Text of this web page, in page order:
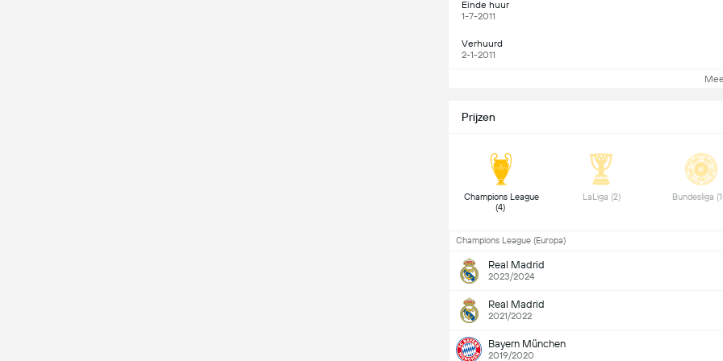
Einde huur
1-7-2011
Verhuurd
2-1-2011
Prijzen
Champions League
(4)
LaLiga (2)
Champions League (Europa)
Real Madrid
2023/2024
Real Madrid
2021/2022
Bayern München
2019/2020